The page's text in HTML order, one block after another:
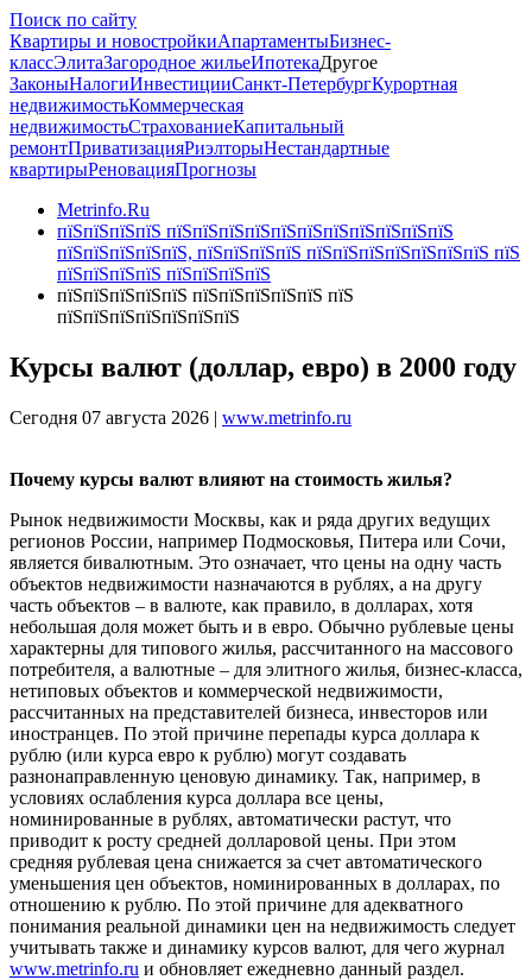
Поиск по сайту
Квартиры и новостройкиАпартаментыБизнес-
классЭлитаЗагородное жильеИпотекаДругое
ЗаконыНалогиИнвестицииСанкт-ПетербургКурортная
недвижимостьКоммерческая
недвижимостьСтрахованиеКапитальный
ремонтПриватизацияРиэлторыНестандартные
квартирыРеновацияПрогнозы
Metrinfo.Ru
пїЅпїЅпїЅпїЅ пїЅпїЅпїЅпїЅпїЅпїЅпїЅпїЅпїЅпїЅпїЅ
пїЅпїЅпїЅпїЅпїЅ, пїЅпїЅпїЅпїЅ пїЅпїЅпїЅпїЅпїЅпїЅпїЅ пїЅ
пїЅпїЅпїЅпїЅ пїЅпїЅпїЅпїЅ
пїЅпїЅпїЅпїЅпїЅ пїЅпїЅпїЅпїЅпїЅ пїЅ
пїЅпїЅпїЅпїЅпїЅпїЅпїЅ
Курсы валют (доллар, евро) в 2000 году
Сегодня 07 августа 2026 | www.metrinfo.ru
Почему курсы валют влияют на стоимость жилья?
Рынок недвижимости Москвы, как и ряда других ведущих
регионов России, например Подмосковья, Питера или Сочи,
является бивалютным. Это означает, что цены на одну часть
объектов недвижимости назначаются в рублях, а на другу
часть объектов – в валюте, как правило, в долларах, хотя
небольшая доля может быть и в евро. Обычно рублевые цены
характерны для типового жилья, рассчитанного на массового
потребителя, а валютные – для элитного жилья, бизнес-класса,
нетиповых объектов и коммерческой недвижимости,
рассчитанных на представителей бизнеса, инвесторов или
иностранцев. По этой причине перепады курса доллара к
рублю (или курса евро к рублю) могут создавать
разнонаправленную ценовую динамику. Так, например, в
условиях ослабления курса доллара все цены,
номинированные в рублях, автоматически растут, что
приводит к росту средней долларовой цены. При этом
средняя рублевая цена снижается за счет автоматического
уменьшения цен объектов, номинированных в долларах, по
отношению к рублю. По этой причине для адекватного
понимания реальной динамики цен на недвижимость следует
учитывать также и динамику курсов валют, для чего журнал
www.metrinfo.ru и обновляет ежедневно данный раздел.